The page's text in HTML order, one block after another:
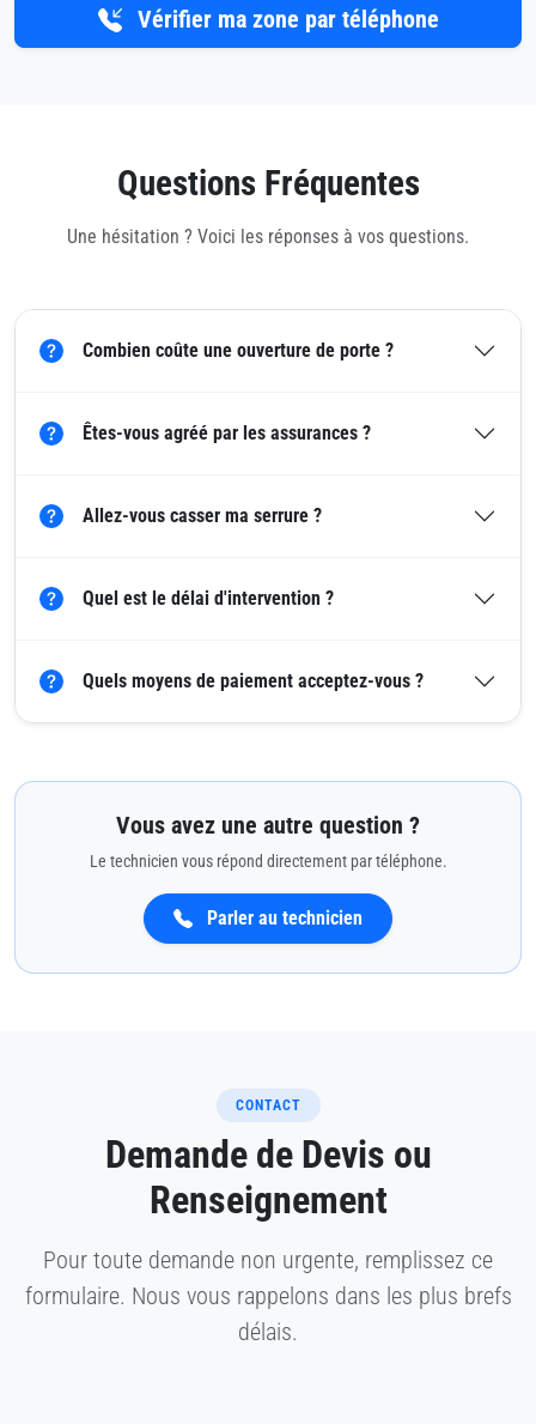
Vérifier ma zone par téléphone
Questions Fréquentes
Une hésitation ? Voici les réponses à vos questions.
Combien coûte une ouverture de porte ?
Êtes-vous agréé par les assurances ?
Allez-vous casser ma serrure ?
Quel est le délai d'intervention ?
Quels moyens de paiement acceptez-vous ?
Vous avez une autre question ?
Le technicien vous répond directement par téléphone.
Parler au technicien
CONTACT
Demande de Devis ou
Renseignement
Pour toute demande non urgente, remplissez ce
formulaire. Nous vous rappelons dans les plus brefs
délais.